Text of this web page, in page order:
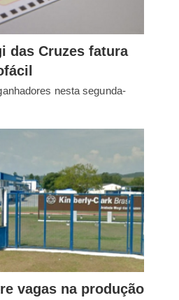
das Cruzes fatura
nesta segunda-
vagas na produção